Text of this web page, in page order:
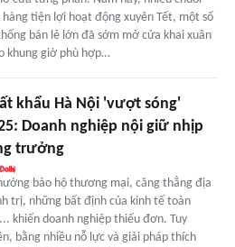
hàng tiện lợi hoạt động xuyên Tết, một số
bán lẻ lớn đã sớm mở cửa khai xuân
khung giờ phù hợp…
khẩu Hà Nội 'vượt sóng'
Doanh nghiệp nội giữ nhịp
trưởng
bảo hộ thương mại, căng thẳng địa
trị, những bất định của kinh tế toàn
khiến doanh nghiệp thiếu đơn. Tuy
bằng nhiều nỗ lực và giải pháp thích